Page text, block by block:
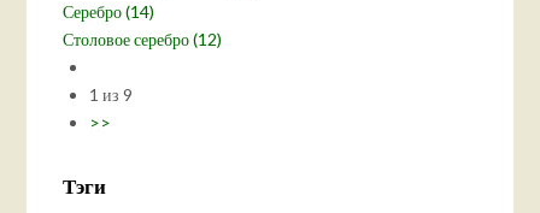
Серебро (14)
Столовое серебро (12)
1 из 9
>>
Тэги